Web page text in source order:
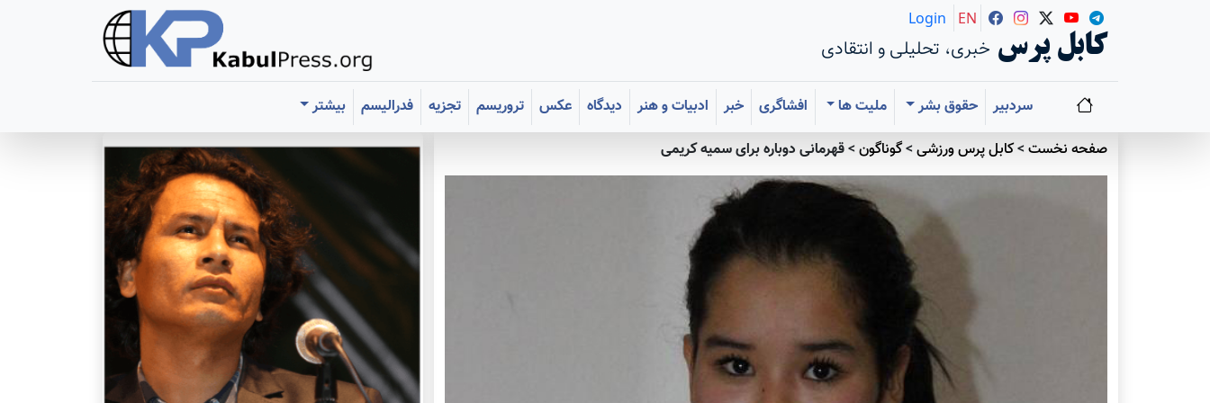
کابل پرس خبری، تحلیلی و انتقادی
Login EN
سردبیر حقوق بشر ملیت ها افشاگری خبر ادبیات و هنر دیدگاه عکس تروریسم تجزیه فدرالیسم
بیشتر
صفحه نخست>کابل پرس ورزشی>گوناگون>قهرمانى دوباره براى سميه كريمى